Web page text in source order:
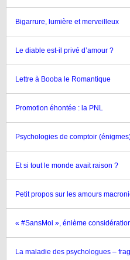
Bigarrure, lumière et merveilleux
Le diable est-il privé d’amour ?
Lettre à Booba le Romantique
Promotion éhontée : la PNL
Psychologies de comptoir
Et si tout le monde avait raison ?
Petit propos sur les amours
« #SansMoi », énième
La maladie des psychologues –